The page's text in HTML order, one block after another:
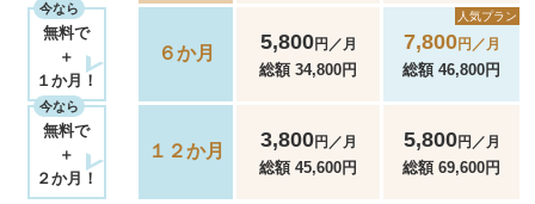
今なら
無料で
＋
１か月！
６か月 5,800円／月
総額 34,800円
人気プラン
7,800円／月
総額 46,800円
今なら
無料で
＋
２か月！
１２か月 3,800円／月
総額 45,600円
5,800円／月
総額 69,600円